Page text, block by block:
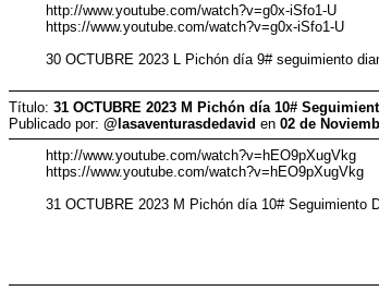
http://www.youtube.com/watch?v=g0x-iSfo1-U
https://www.youtube.com/watch?v=g0x-iSfo1-U
30 OCTUBRE 2023 L Pichón día 9# seguimiento
Título: 31 OCTUBRE 2023 M Pichón día 10#
Publicado por: @lasaventurasdedavid en 02 de
http://www.youtube.com/watch?v=hEO9pXugVkg
https://www.youtube.com/watch?v=hEO9pXugVkg
31 OCTUBRE 2023 M Pichón día 10# Seguimiento